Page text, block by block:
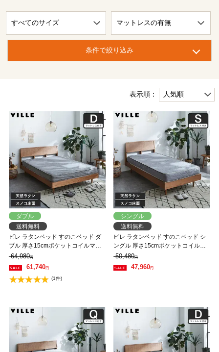
条件で絞り込み
表示順：
ダブル
送料無料
ビレ ラタンベッド すのこベッド ダ
ブル 厚さ15cmポケットコイルマッ
トレスセット 木製 オーク材 【大型
家具配送】
64,980円
61,740円
(1件)
シングル
送料無料
ビレ ラタンベッド すのこベッド シ
ングル 厚さ15cmポケットコイルマ
ットレスセット 木製 オーク材 【大
型家具配送】
50,480円
47,960円